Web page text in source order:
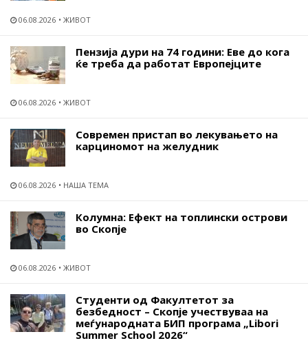
06.08.2026 ЖИВОТ
Пензија дури на 74 години: Еве до кога
ќе треба да работат Европејците
06.08.2026 ЖИВОТ
Современ пристап во лекувањето на
карциномот на желудник
06.08.2026 НАША ТЕМА
Колумна: Ефект на топлински острови
во Скопје
06.08.2026 ЖИВОТ
Студенти од Факултетот за
безбедност – Скопје учествуваа на
меѓународната БИП програма „Libori
Summer School 2026“